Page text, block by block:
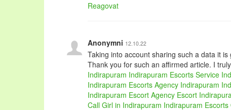
Reagovat
Anonymni 12.10.22
Taking into account sharing such a data it
Thank you for such an affirmed article. I
Indirapuram Indirapuram Escorts Service
Indirapuram Escorts Agency Indirapuram
Indirapuram Escort Agency Escort
Call Girl in Indirapuram Indirapuram Escorts